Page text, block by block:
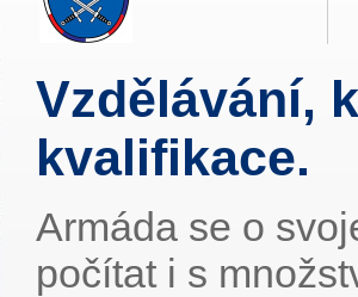
Vzdělávání,
kvalifikace.
Armáda se o
počítat i s